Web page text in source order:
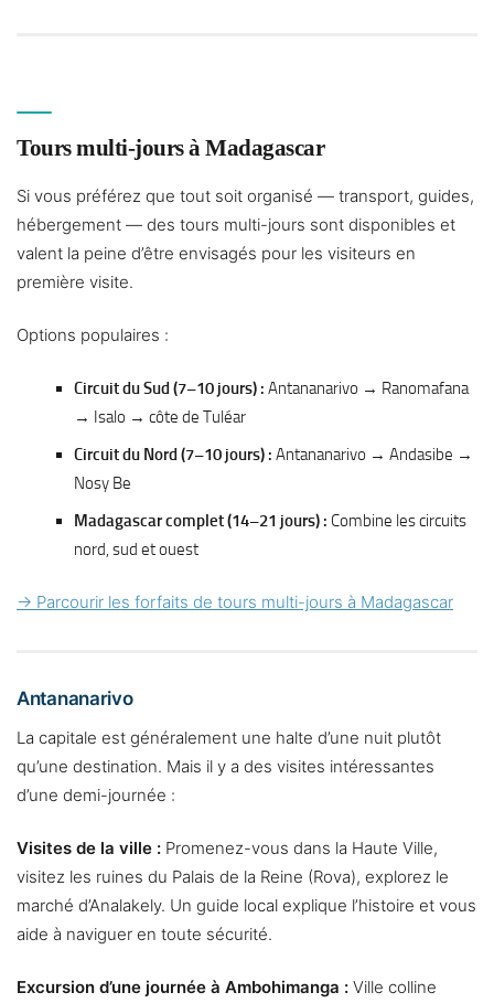
Tours multi-jours à Madagascar
Si vous préférez que tout soit organisé — transport, guides,
hébergement — des tours multi-jours sont disponibles et
valent la peine d’être envisagés pour les visiteurs en
première visite.
Options populaires :
Circuit du Sud (7–10 jours) : Antananarivo → Ranomafana
→ Isalo → côte de Tuléar
Circuit du Nord (7–10 jours) : Antananarivo → Andasibe →
Nosy Be
Madagascar complet (14–21 jours) : Combine les circuits
nord, sud et ouest
→ Parcourir les forfaits de tours multi-jours à Madagascar
Antananarivo
La capitale est généralement une halte d’une nuit plutôt
qu’une destination. Mais il y a des visites intéressantes
d’une demi-journée :
Visites de la ville : Promenez-vous dans la Haute Ville,
visitez les ruines du Palais de la Reine (Rova), explorez le
marché d’Analakely. Un guide local explique l’histoire et vous
aide à naviguer en toute sécurité.
Excursion d’une journée à Ambohimanga : Ville colline